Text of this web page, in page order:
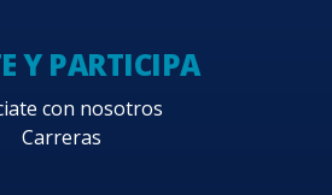
Y PARTICIPA
con nosotros
Carreras